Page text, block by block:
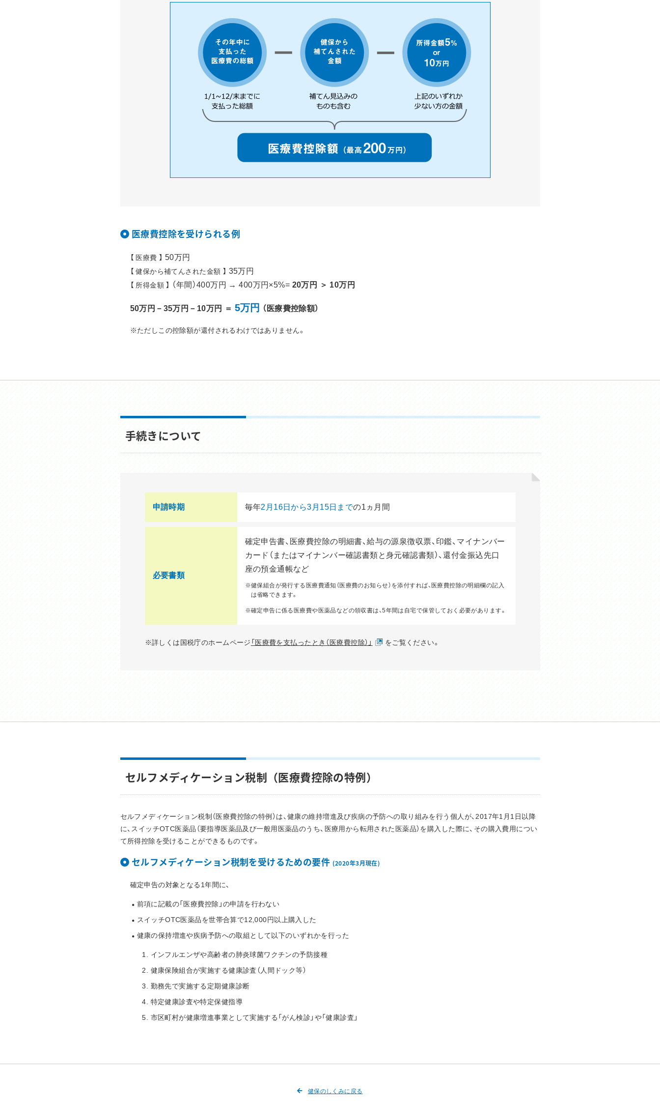
医療費控除を受けられる例
【 医療費 】 50万円
【 健保から補てんされた金額 】 35万円
【 所得金額 】 （年間）400万円 → 400万円×5%= 20万円 ＞ 10万円
50万円－35万円－10万円 ＝ 5万円 （医療費控除額）
※ただしこの控除額が還付されるわけではありません。
手続きについて
申請時期 毎年2月16日から3月15日までの1ヵ月間
必要書類
確定申告書、医療費控除の明細書、給与の源泉徴収票、印鑑、マイナンバー
カード（またはマイナンバー確認書類と身元確認書類）、還付金振込先口
座の預金通帳など
※健保組合が発行する医療費通知（医療費のお知らせ）を添付すれば、医療費控除の明細欄の記入
は省略できます。
※確定申告に係る医療費や医薬品などの領収書は、5年間は自宅で保管しておく必要があります。
※詳しくは国税庁のホームページ 「医療費を支払ったとき（医療費控除）」 をご覧ください。
セルフメディケーション税制（医療費控除の特例）
セルフメディケーション税制（医療費控除の特例）は、健康の維持増進及び疾病の予防への取り組みを行う個人が、2017年1月1日以降
に、スイッチOTC医薬品（要指導医薬品及び一般用医薬品のうち、医療用から転用された医薬品）を購入した際に、その購入費用につい
て所得控除を受けることができるものです。
セルフメディケーション税制を受けるための要件 (2020年3月現在)
確定申告の対象となる1年間に、
前項に記載の「医療費控除」の申請を行わない
スイッチOTC医薬品を世帯合算で12,000円以上購入した
健康の保持増進や疾病予防への取組として以下のいずれかを行った
インフルエンザや高齢者の肺炎球菌ワクチンの予防接種
健康保険組合が実施する健康診査（人間ドック等）
勤務先で実施する定期健康診断
特定健康診査や特定保健指導
市区町村が健康増進事業として実施する「がん検診」や「健康診査」
健保のしくみに戻る